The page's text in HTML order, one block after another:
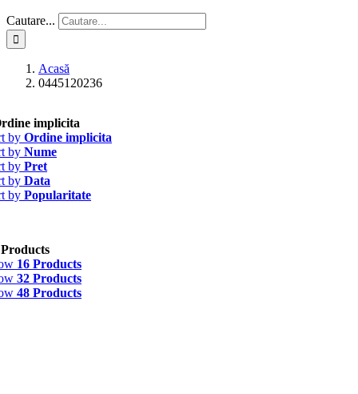
Cautare...
Acasă
0445120236
implicita
by Ordine implicita
by Nume
by Pret
by Data
by Popularitate
16 Products
32 Products
48 Products